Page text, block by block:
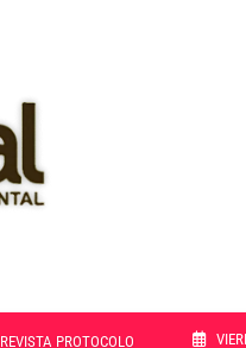
REVISTA PROTOCOLO